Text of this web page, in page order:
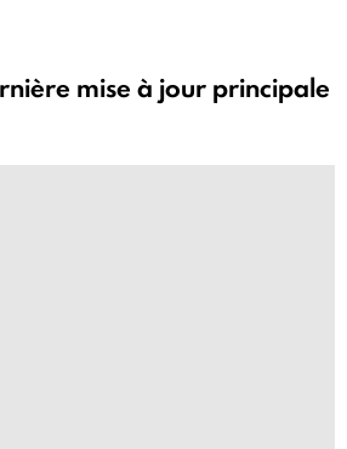
mise à jour principale